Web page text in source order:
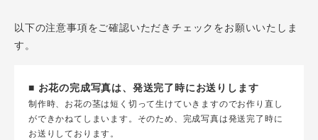
以下の注意事項をご確認いただきチェックをお願いいたしま
す。
■ お花の完成写真は、発送完了時にお送りします
制作時、お花の茎は短く切って生けていきますのでお作り直し
ができかねてしまいます。そのため、完成写真は発送完了時に
お送りしております。